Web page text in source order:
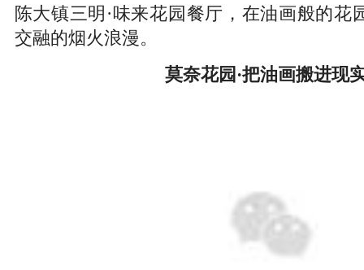
陈大镇三明·味来花园餐厅，在油画般的花
交融的烟火浪漫。
莫奈花园·把油画搬进现